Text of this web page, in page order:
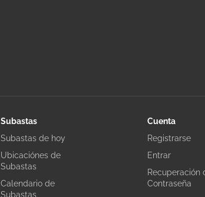
Subastas
Subastas de hoy
Ubicaciónes de
Subastas
Calendario de
Subastas
Cuenta
Registrarse
Entrar
Recuperación
Contraseña